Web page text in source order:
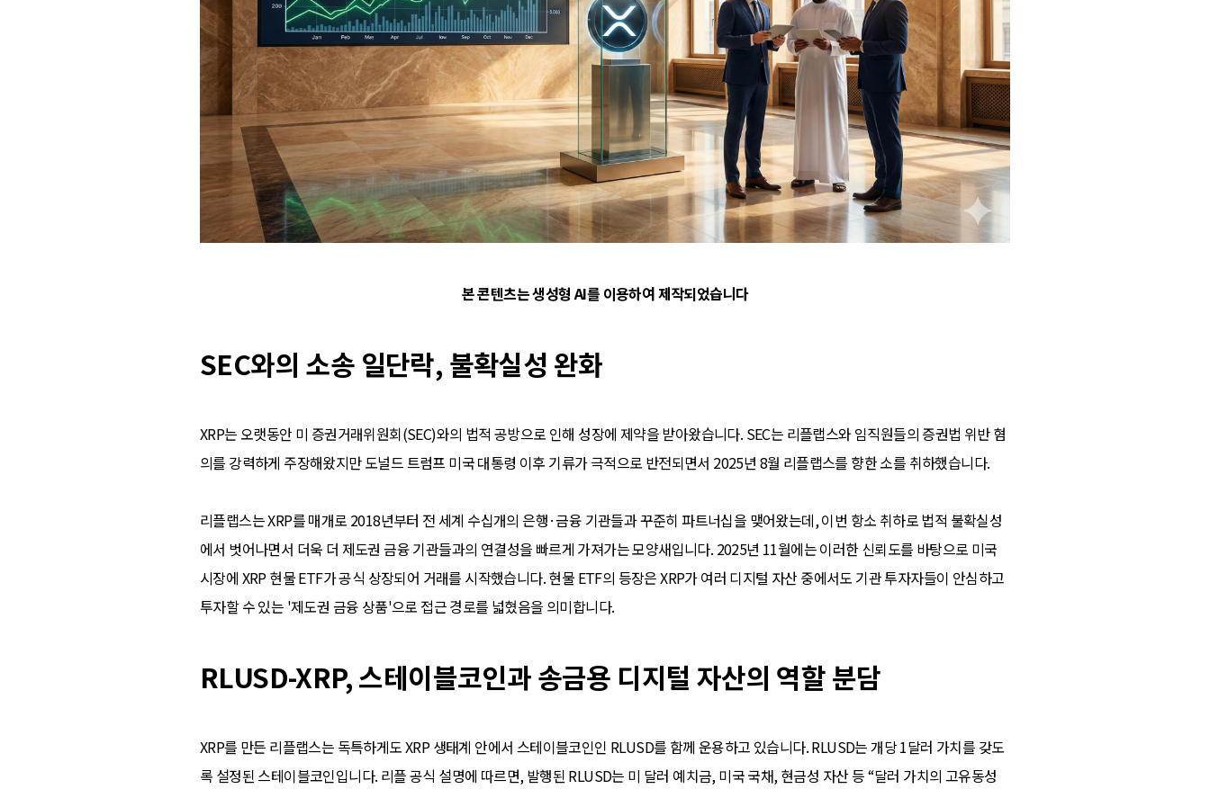
본 콘텐츠는 생성형 AI를 이용하여 제작되었습니다
SEC와의 소송 일단락, 불확실성 완화
XRP는 오랫동안 미 증권거래위원회(SEC)와의 법적 공방으로 인해 성장에 제약을 받아왔습니다. SEC는 리플랩스와 임직원들의 증권법 위반 혐
의를 강력하게 주장해왔지만 도널드 트럼프 미국 대통령 이후 기류가 극적으로 반전되면서 2025년 8월 리플랩스를 향한 소를 취하했습니다.
리플랩스는 XRP를 매개로 2018년부터 전 세계 수십개의 은행·금융 기관들과 꾸준히 파트너십을 맺어왔는데, 이번 항소 취하로 법적 불확실성
에서 벗어나면서 더욱 더 제도권 금융 기관들과의 연결성을 빠르게 가져가는 모양새입니다. 2025년 11월에는 이러한 신뢰도를 바탕으로 미국
시장에 XRP 현물 ETF가 공식 상장되어 거래를 시작했습니다. 현물 ETF의 등장은 XRP가 여러 디지털 자산 중에서도 기관 투자자들이 안심하고
투자할 수 있는 '제도권 금융 상품'으로 접근 경로를 넓혔음을 의미합니다.
RLUSD-XRP, 스테이블코인과 송금용 디지털 자산의 역할 분담
XRP를 만든 리플랩스는 독특하게도 XRP 생태계 안에서 스테이블코인인 RLUSD를 함께 운용하고 있습니다. RLUSD는 개당 1달러 가치를 갖도
록 설정된 스테이블코인입니다. 리플 공식 설명에 따르면, 발행된 RLUSD는 미 달러 예치금, 미국 국채, 현금성 자산 등 “달러 가치의 고유동성